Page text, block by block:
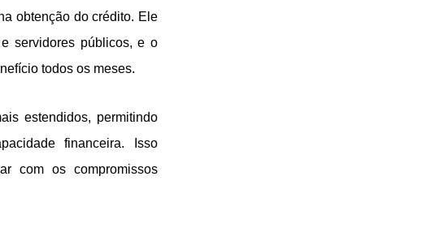
obtenção do crédito. Ele
servidores públicos, e o
todos os meses.
estendidos, permitindo
financeira. Isso
com os compromissos